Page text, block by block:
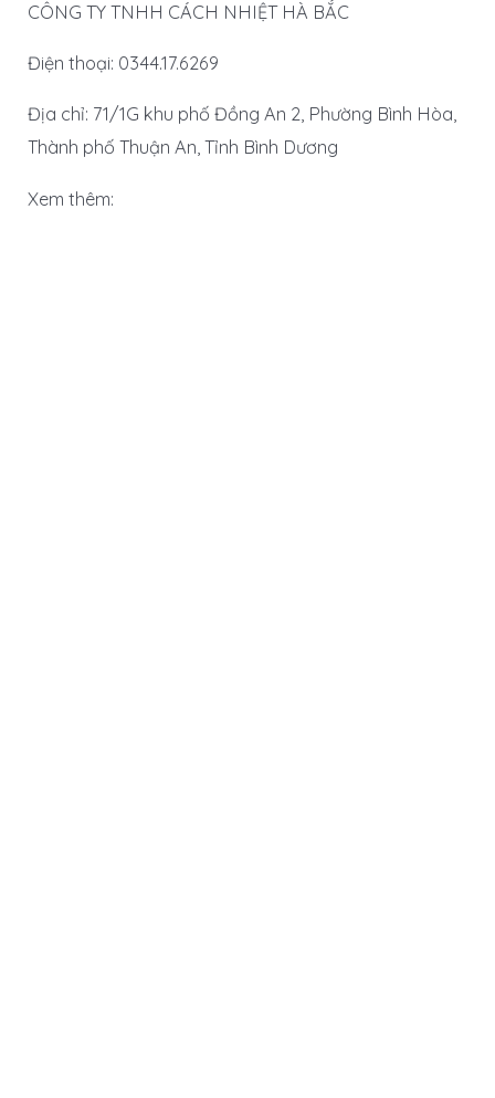
CÔNG TY TNHH CÁCH NHIỆT HÀ BẮC
Điện thoại: 0344.17.6269
Địa chỉ: 71/1G khu phố Đồng An 2, Phường Bình Hòa,
Thành phố Thuận An, Tỉnh Bình Dương
Xem thêm: